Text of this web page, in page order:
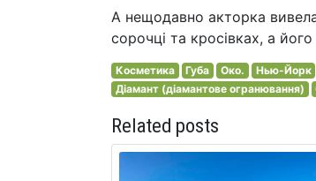
А нещодавно акторка
сорочці та кросівках, а
Косметика Губа Око. Нью-Йорк
Діамант (діамантове огранювання)
Related posts